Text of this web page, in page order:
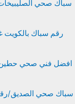
سباك صحي الصديق/رقم فني صحي /